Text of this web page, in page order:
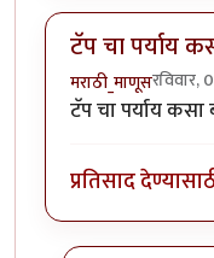
टॅप चा पर्याय
मराठी_माणूस
टॅप चा पर्याय
प्रतिसाद